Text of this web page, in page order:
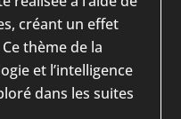
créant un effet
thème de la
et l’intelligence
dans les suites